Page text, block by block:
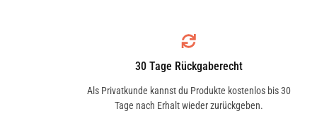
LIQUI MOLY 1593
Reinigt schnell, gründlich und
30 Tage Rückgaberecht
Als Privatkunde kannst du Produkte kostenlos bis 30
Tage nach Erhalt wieder zurückgeben.